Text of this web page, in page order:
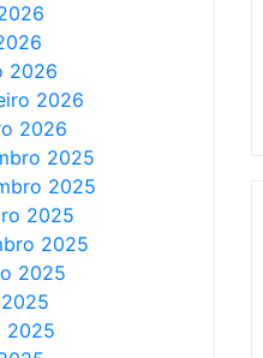
2026
2026
2026
2025
2025
2025
2025
2025
2025